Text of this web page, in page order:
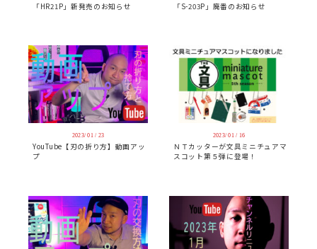
「HR21P」新発売のお知らせ 「S-203P」廃番のお知らせ
2023/ 01 / 23
YouTube【刃の折り方】動画アッ
プ
2023/ 01 / 16
ＮＴカッターが文具ミニチュアマ
スコット第５弾に登場！